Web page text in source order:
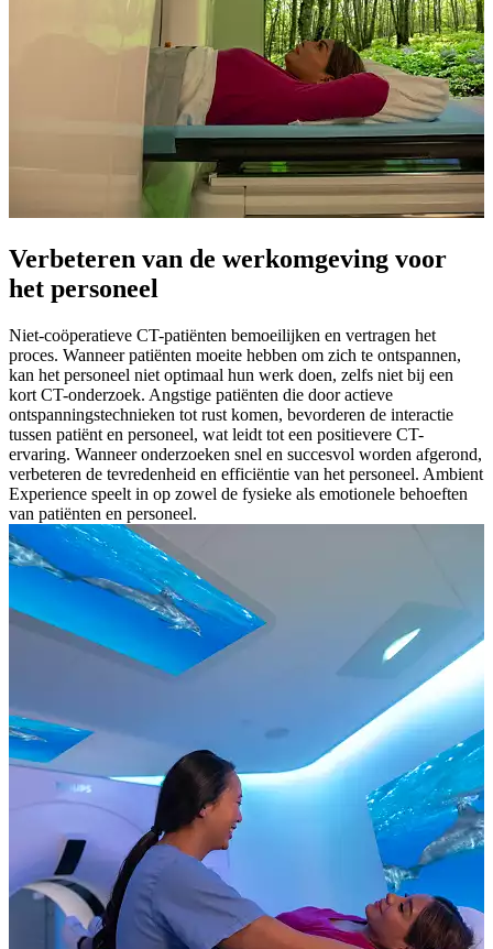
Verbeteren van de werkomgeving voor
het personeel
Niet-coöperatieve CT-patiënten bemoeilijken en vertragen het
proces. Wanneer patiënten moeite hebben om zich te ontspannen,
kan het personeel niet optimaal hun werk doen, zelfs niet bij een
kort CT-onderzoek. Angstige patiënten die door actieve
ontspanningstechnieken tot rust komen, bevorderen de interactie
tussen patiënt en personeel, wat leidt tot een positievere CT-
ervaring. Wanneer onderzoeken snel en succesvol worden afgerond,
verbeteren de tevredenheid en efficiëntie van het personeel. Ambient
Experience speelt in op zowel de fysieke als emotionele behoeften
van patiënten en personeel.